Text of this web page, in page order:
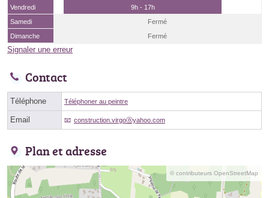
Vendredi
9h - 17h
Samedi
Fermé
Dimanche
Fermé
Signaler une erreur
Contact
Téléphone Téléphoner au peintre
Email construction.virgoⓐyahoo.com
Plan et adresse
© contributeurs OpenStreetMap